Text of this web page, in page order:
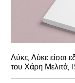
Λύκε, Λύκε είσαι
του Χάρη